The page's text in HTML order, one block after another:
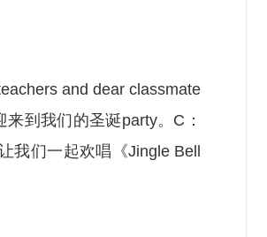
and dear classmate
到我们的圣诞party。C：
我们一起欢唱《Jingle Bell